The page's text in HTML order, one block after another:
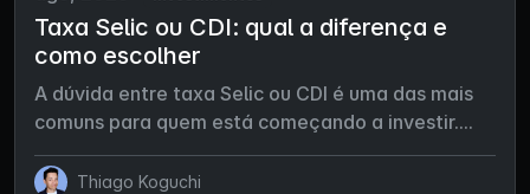
Taxa Selic ou CDI: qual a diferença e
como escolher
A dúvida entre taxa Selic ou CDI é uma das mais
comuns para quem está começando a investir....
Thiago Koguchi